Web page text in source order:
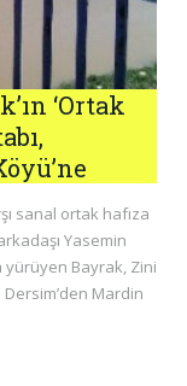
‘Ortak
sanal ortak hafıza
Yasemin
yürüyen Bayrak, Zini
Dersim’den Mardin